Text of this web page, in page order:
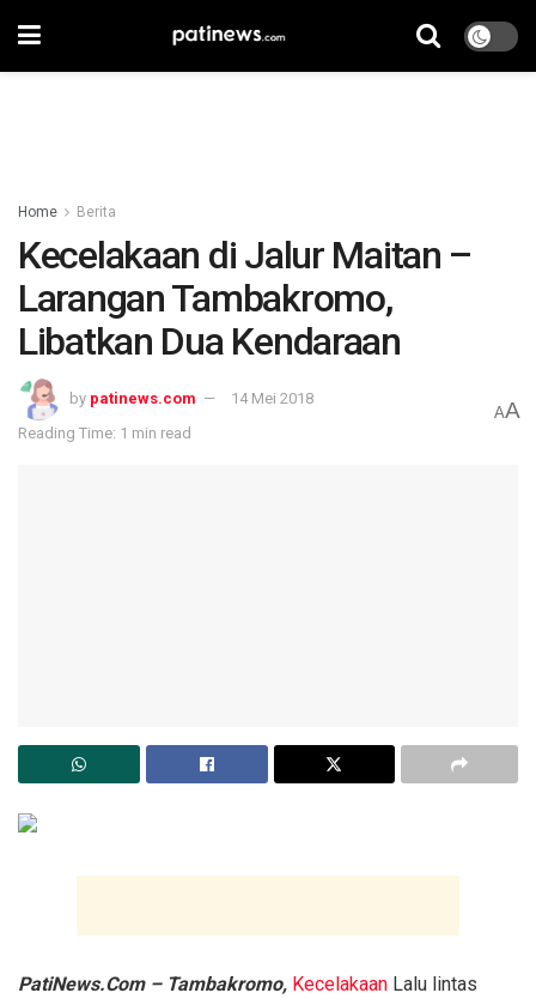
Home Berita
Kecelakaan di Jalur Maitan –
Larangan Tambakromo,
Libatkan Dua Kendaraan
by patinews.com
14 Mei 2018
Reading Time: 1 min read
AA
PatiNews.Com – Tambakromo, Kecelakaan Lalu lintas